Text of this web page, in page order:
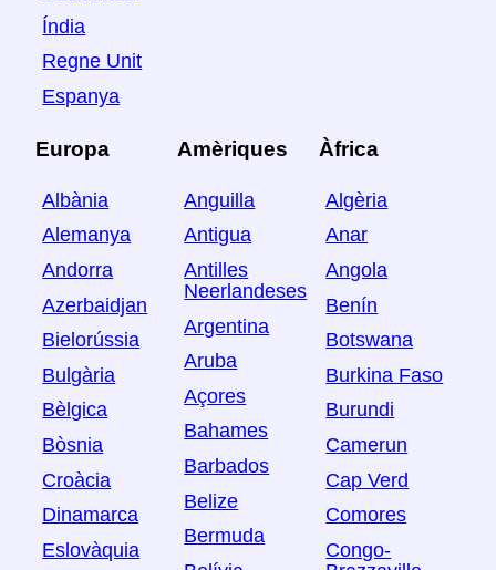
Índia
Regne Unit
Espanya
Europa
Albània
Alemanya
Andorra
Azerbaidjan
Bielorússia
Bulgària
Bèlgica
Bòsnia
Croàcia
Dinamarca
Eslovàquia
Amèriques
Anguilla
Antigua
Antilles
Neerlandeses
Argentina
Aruba
Açores
Bahames
Barbados
Belize
Bermuda
Àfrica
Algèria
Anar
Angola
Benín
Botswana
Burkina Faso
Burundi
Camerun
Cap Verd
Comores
Congo-